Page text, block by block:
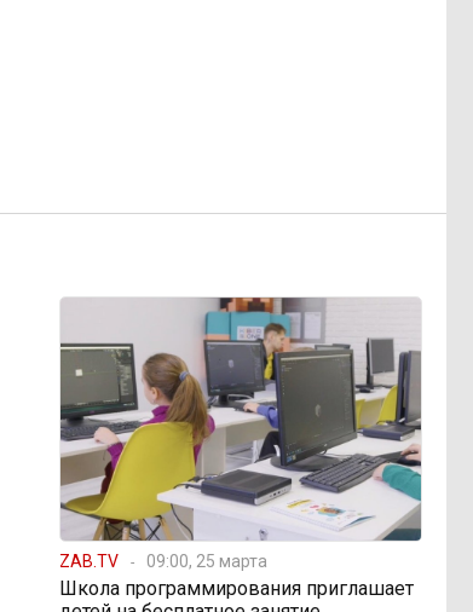
ZAB.TV 09:00, 25 марта
Школа программирования приглашает